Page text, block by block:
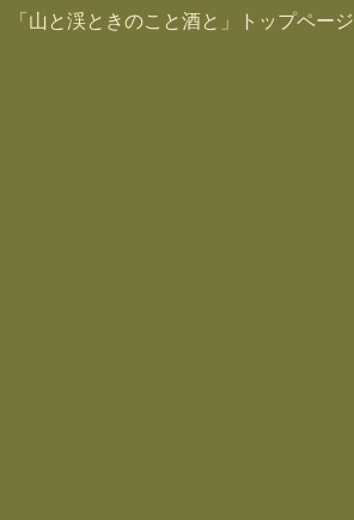
「山と渓ときのこと酒と」トップページ